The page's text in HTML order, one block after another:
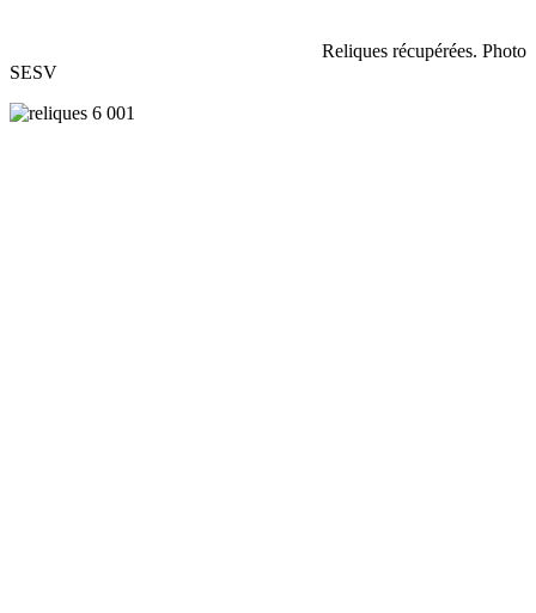
Reliques récupérées. Photo
SESV